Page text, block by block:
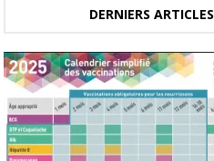
DERNIERS ARTICLES